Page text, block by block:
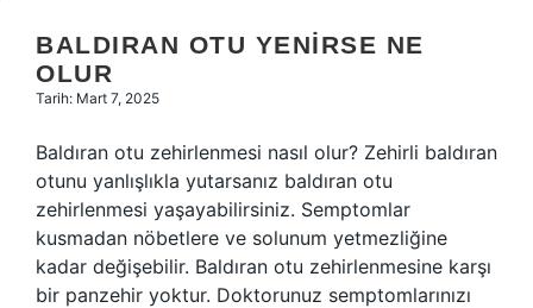
BALDIRAN OTU YENIRSE NE
OLUR
Tarih: Mart 7, 2025
Baldıran otu zehirlenmesi nasıl olur? Zehirli baldıran
otunu yanlışlıkla yutarsanız baldıran otu
zehirlenmesi yaşayabilirsiniz. Semptomlar
kusmadan nöbetlere ve solunum yetmezliğine
kadar değişebilir. Baldıran otu zehirlenmesine karşı
bir panzehir yoktur. Doktorunuz semptomlarınızı